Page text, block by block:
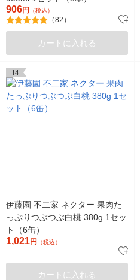
906円 （税込）
（82）
カートに入れる
14
伊藤園 不二家 ネクター 果肉た
っぷりつぶつぶ白桃 380g 1セッ
ト（6缶）
1,021円 （税込）
カートに入れる